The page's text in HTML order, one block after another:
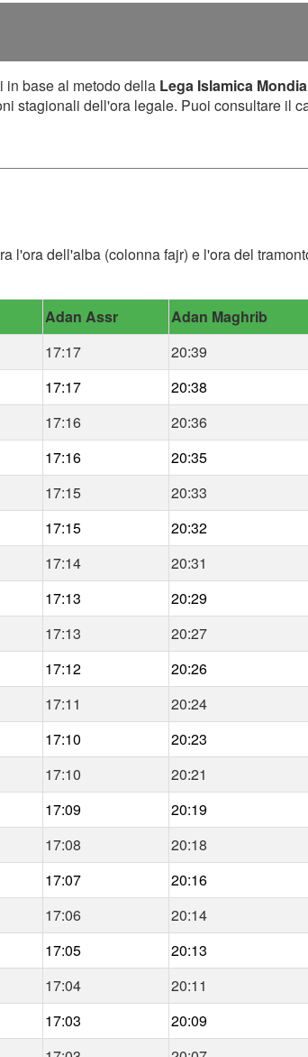
in base al metodo della Lega Islamica
stagionali dell'ora legale. Puoi consultare il
l'ora dell'alba (colonna fajr) e l'ora del
Adan Assr Adan Maghrib
17:17 20:39
17:17 20:38
17:16 20:36
17:16 20:35
17:15 20:33
17:15 20:32
17:14 20:31
17:13 20:29
17:13 20:27
17:12 20:26
17:11 20:24
17:10 20:23
17:10 20:21
17:09 20:19
17:08 20:18
17:07 20:16
17:06 20:14
17:05 20:13
17:04 20:11
17:03 20:09